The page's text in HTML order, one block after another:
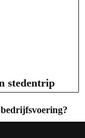
stedentrip